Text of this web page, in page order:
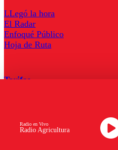
Radio Agricultura
Radio en Vivo
LLegó la hora
El Radar
Enfoqué Público
Hoja de Ruta
Tarifas